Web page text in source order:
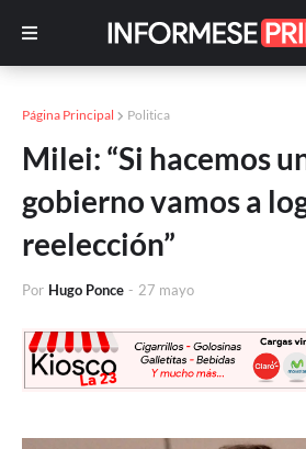
Página Principal Politica
Milei: “Si hacemos
gobierno vamos a
reelección”
Por Hugo Ponce - 27 mayo